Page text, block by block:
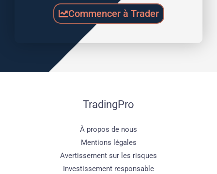
Commencer à Trader
TradingPro
À propos de nous
Mentions légales
Avertissement sur les risques
Investissement responsable